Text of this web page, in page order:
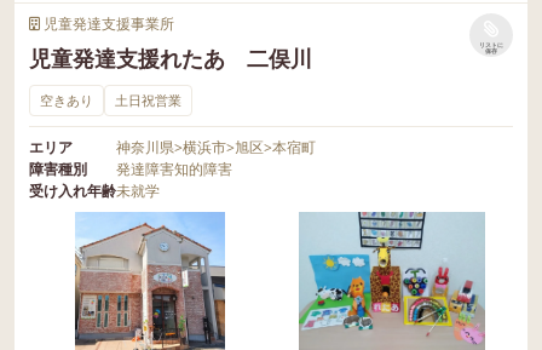
児童発達支援事業所
児童発達支援れたあ 二俣川
リストに
保存
空きあり 土日祝営業
エリア 神奈川県>横浜市>旭区>本宿町
障害種別
発達障害知的障害
受け入れ年齢未就学